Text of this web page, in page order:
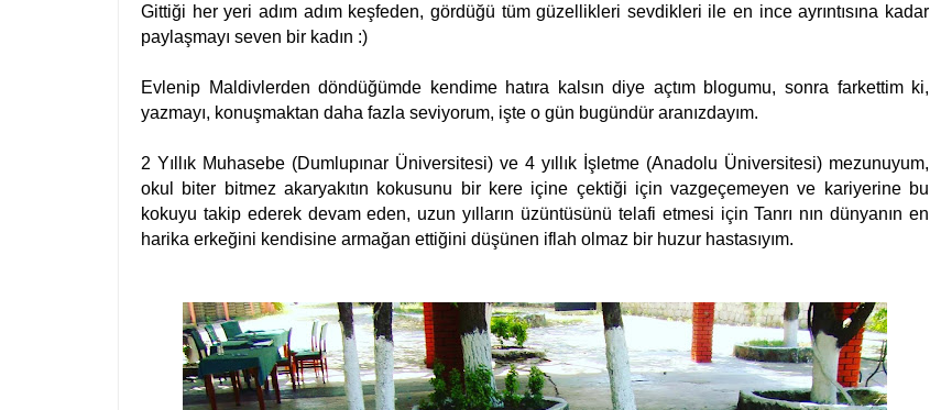
Gittiği her yeri adım adım keşfeden, gördüğü tüm güzellikleri sevdikleri ile en ince ayrıntısına kadar
paylaşmayı seven bir kadın :)
Evlenip Maldivlerden döndüğümde kendime hatıra kalsın diye açtım blogumu, sonra farkettim ki,
yazmayı, konuşmaktan daha fazla seviyorum, işte o gün bugündür aranızdayım.
2 Yıllık Muhasebe (Dumlupınar Üniversitesi) ve 4 yıllık İşletme (Anadolu Üniversitesi) mezunuyum,
okul biter bitmez akaryakıtın kokusunu bir kere içine çektiği için vazgeçemeyen ve kariyerine bu
kokuyu takip ederek devam eden, uzun yılların üzüntüsünü telafi etmesi için Tanrı nın dünyanın en
harika erkeğini kendisine armağan ettiğini düşünen iflah olmaz bir huzur hastasıyım.